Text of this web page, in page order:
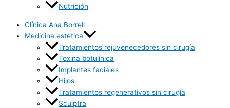
Nutrición
Clínica Ana Borrell
Medicina estética
Tratamientos rejuvenecedores sin cirugía
Toxina botulínica
Implantes faciales
Hilos
Tratamientos regenerativos sin cirugía
Sculptra